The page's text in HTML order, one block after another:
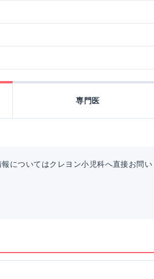
専門医
についてはクレヨン小児科へ直接お問い